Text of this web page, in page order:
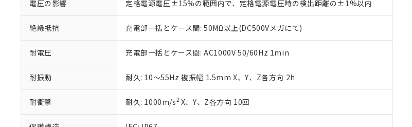
電圧の影響 定格電源電圧±15%の範囲内で、定格電源電圧時の検出距離の±1%以内
絶縁抵抗 充電部一括とケース間: 50MΩ以上(DC500Vメガにて)
耐電圧 充電部一括とケース間: AC1000V 50/60Hz 1min
耐振動 耐久: 10～55Hz 複振幅 1.5mm X、Y、Z各方向 2h
耐衝撃 耐久: 1000m/s2X、Y、Z各方向 10回
さい。
※当社の共同利用者とは、"個人情報の共同利用に関して"
の「1.
いる法人を指します。
下記の非含有証明書をダウンロードすることができます。
EU RoHS指令（10物質）の非含有証明書
51物質の非含有証明書（当社基準）
※本証明書は発行日時点で非含有を証明するもので、過去に遡って非含
また、RoHS指令のフタル酸エステル類４物質の対応では、対応完了ま
混在することから備考欄に対応日を記載しておりました。
既に当社にて対応品への在庫切替を完了していることから、特段のこ
り割愛しております。